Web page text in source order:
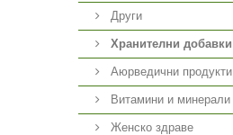
Други
Хранителни добавки
Аюрведични продукти
Витамини и минерали
Женско здраве